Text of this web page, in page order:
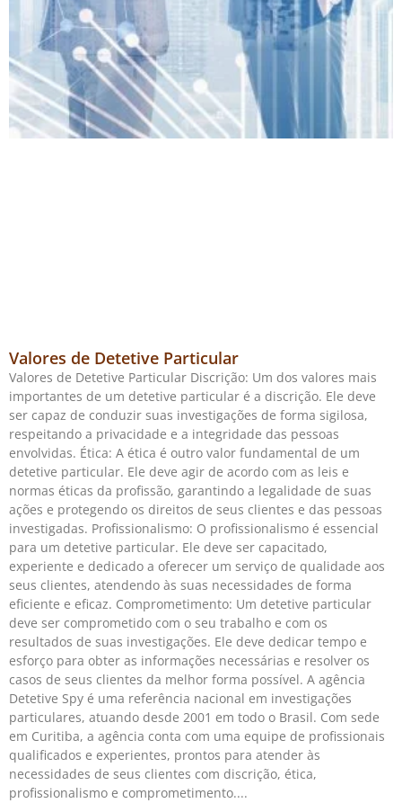
Valores de Detetive Particular
Valores de Detetive Particular Discrição: Um dos valores mais
importantes de um detetive particular é a discrição. Ele deve
ser capaz de conduzir suas investigações de forma sigilosa,
respeitando a privacidade e a integridade das pessoas
envolvidas. Ética: A ética é outro valor fundamental de um
detetive particular. Ele deve agir de acordo com as leis e
normas éticas da profissão, garantindo a legalidade de suas
ações e protegendo os direitos de seus clientes e das pessoas
investigadas. Profissionalismo: O profissionalismo é essencial
para um detetive particular. Ele deve ser capacitado,
experiente e dedicado a oferecer um serviço de qualidade aos
seus clientes, atendendo às suas necessidades de forma
eficiente e eficaz. Comprometimento: Um detetive particular
deve ser comprometido com o seu trabalho e com os
resultados de suas investigações. Ele deve dedicar tempo e
esforço para obter as informações necessárias e resolver os
casos de seus clientes da melhor forma possível. A agência
Detetive Spy é uma referência nacional em investigações
particulares, atuando desde 2001 em todo o Brasil. Com sede
em Curitiba, a agência conta com uma equipe de profissionais
qualificados e experientes, prontos para atender às
necessidades de seus clientes com discrição, ética,
profissionalismo e comprometimento.